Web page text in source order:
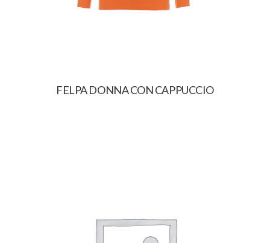
FELPA DONNA CON CAPPUCCIO